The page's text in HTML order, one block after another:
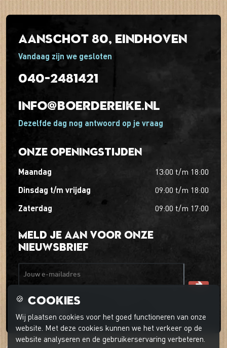
Aanschot 80, Eindhoven
Vandaag zijn we gesloten
040-2481421
info@boerdereike.nl
Dezelfde dag nog antwoord op je vraag
Onze openingstijden
maandag 13:00 t/m 18:00
dinsdag t/m vrijdag 09:00 t/m 18:00
zaterdag 09:00 t/m 17:00
Meld je aan voor onze
nieuwsbrief
🍪 Cookies
Wij plaatsen cookies voor het goed functioneren van onze
website. Met deze cookies kunnen we het verkeer op de
website analyseren en de gebruikerservaring verbeteren.